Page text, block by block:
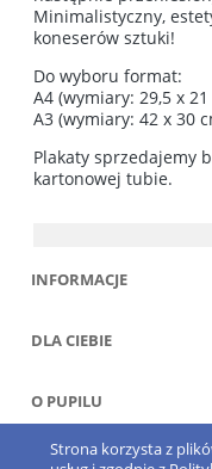
Strona korzysta z
Minimalistyczny,
koneserów sztuki!
Do wyboru format:
A4 (wymiary: 29,5 x
A3 (wymiary: 42 x 30
Plakaty sprzedajemy
kartonowej tubie.
INFORMACJE
DLA CIEBIE
O PUPILU